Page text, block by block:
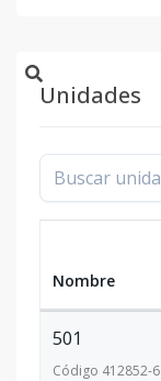
Unidades
Nombre
501
Código 412852-6